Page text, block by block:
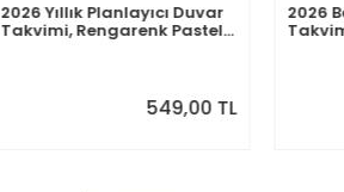
2026 Yıllık Planlayıcı Duvar
Takvimi, Rengarenk Pastel
549,00 TL
2026